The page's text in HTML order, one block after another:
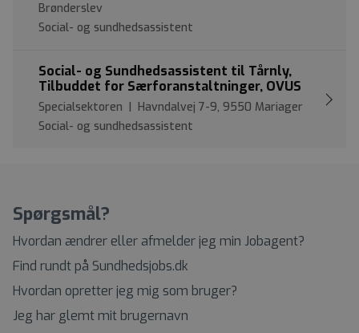
Brønderslev
Social- og sundhedsassistent
Social- og Sundhedsassistent til Tårnly,
Tilbuddet for Særforanstaltninger, OVUS
Specialsektoren | Havndalvej 7-9, 9550 Mariager
Social- og sundhedsassistent
Spørgsmål?
Hvordan ændrer eller afmelder jeg min Jobagent?
Find rundt på Sundhedsjobs.dk
Hvordan opretter jeg mig som bruger?
Jeg har glemt mit brugernavn